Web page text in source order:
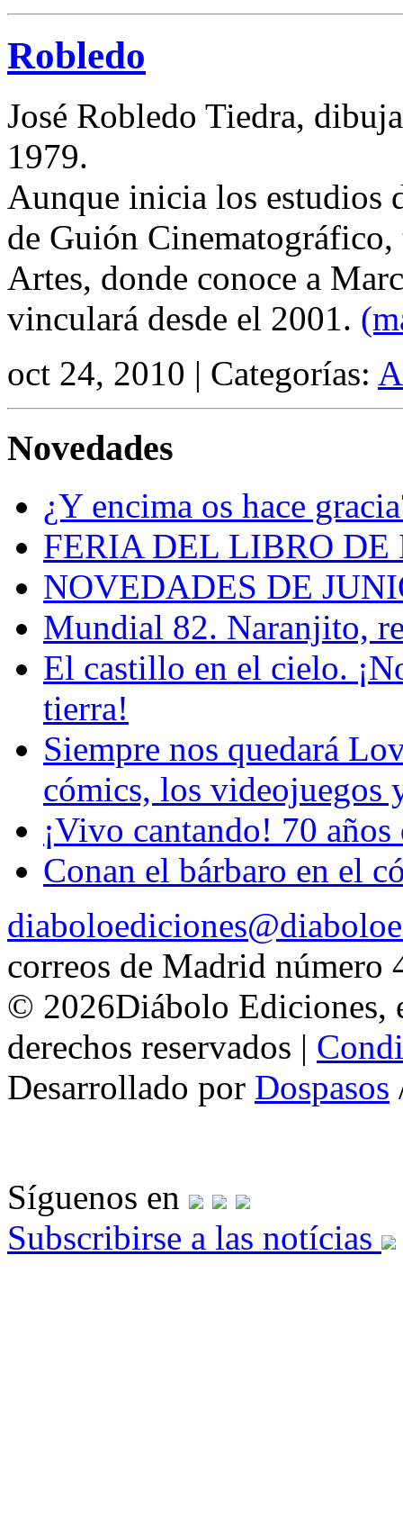
Robledo
José Robledo Tiedra,
1979.
Aunque inicia los estudios
de Guión
Artes, donde conoce a
vinculará desde el 2001.
oct 24, 2010 | Categorías:
Novedades
¿Y encima os hace
FERIA DEL LIBRO
NOVEDADES DE
Mundial 82. Naranjito,
El castillo en el cielo.
tierra!
Siempre nos quedará
cómics, los videojuegos
¡Vivo cantando! 70
Conan el bárbaro en el
correos de Madrid número
© 2026Diábolo Ediciones,
derechos reservados |
Desarrollado por Dospasos
Síguenos en
Subscribirse a las notícias